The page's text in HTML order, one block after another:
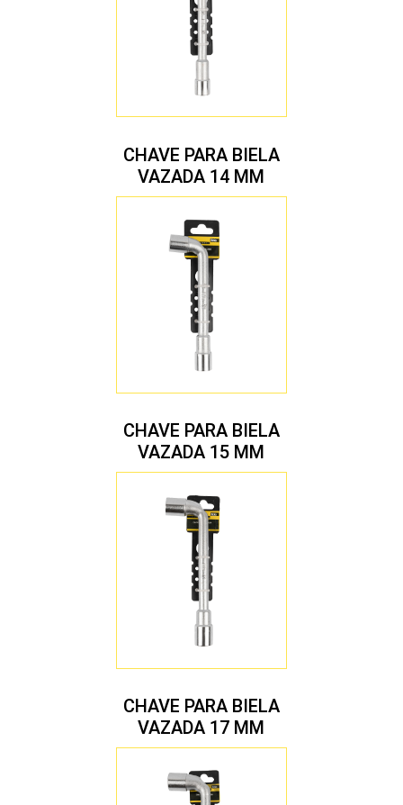
CHAVE PARA BIELA
VAZADA 14 MM
CHAVE PARA BIELA
VAZADA 15 MM
CHAVE PARA BIELA
VAZADA 17 MM